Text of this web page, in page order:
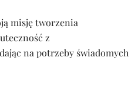
misję tworzenia
z
na potrzeby świadomych